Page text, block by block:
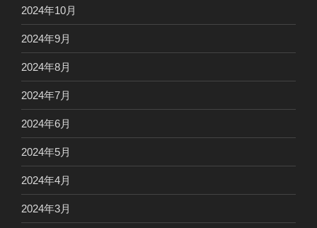
2024年10月
2024年9月
2024年8月
2024年7月
2024年6月
2024年5月
2024年4月
2024年3月